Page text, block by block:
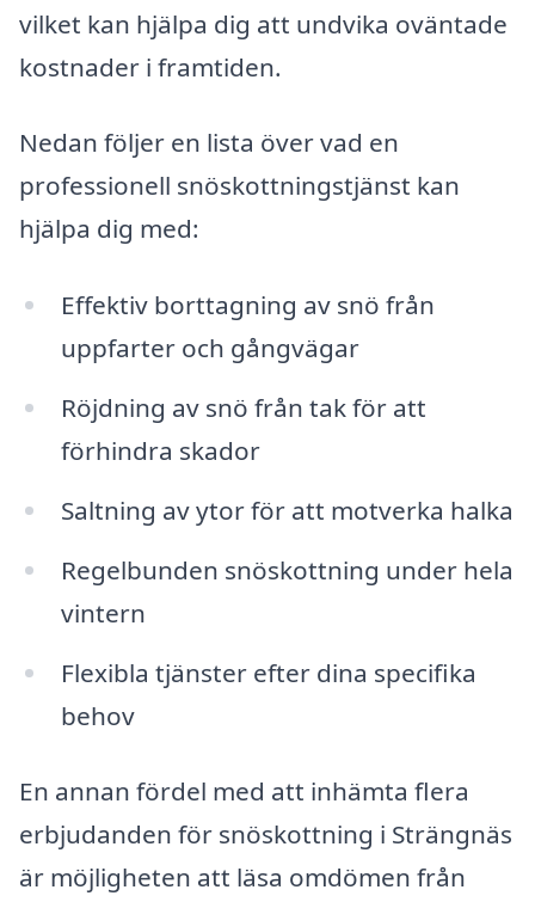
vilket kan hjälpa dig att undvika oväntade
kostnader i framtiden.
Nedan följer en lista över vad en
professionell snöskottningstjänst kan
hjälpa dig med:
Effektiv borttagning av snö från
uppfarter och gångvägar
Röjdning av snö från tak för att
förhindra skador
Saltning av ytor för att motverka halka
Regelbunden snöskottning under hela
vintern
Flexibla tjänster efter dina specifika
behov
En annan fördel med att inhämta flera
erbjudanden för snöskottning i Strängnäs
är möjligheten att läsa omdömen från